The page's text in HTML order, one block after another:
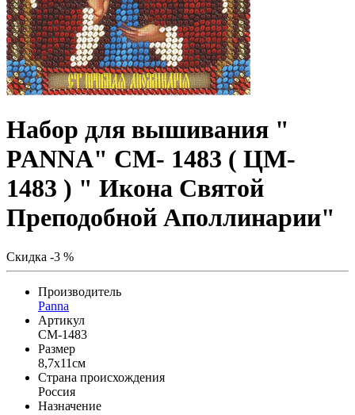
Набор для вышивания "
PANNA" CM- 1483 ( ЦМ-
1483 ) " Икона Святой
Преподобной Аполлинарии"
Скидка -3 %
Производитель
Panna
Артикул
CM-1483
Размер
8,7x11см
Страна происхождения
Россия
Назначение